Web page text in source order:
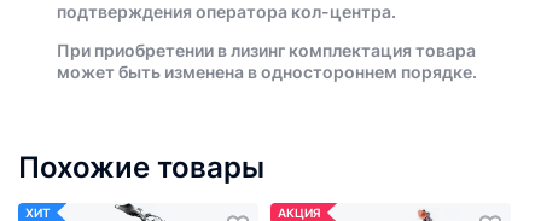
подтверждения оператора кол-центра.
При приобретении в лизинг комплектация товара
может быть изменена в одностороннем порядке.
Похожие товары
ХИТ
АКЦИЯ